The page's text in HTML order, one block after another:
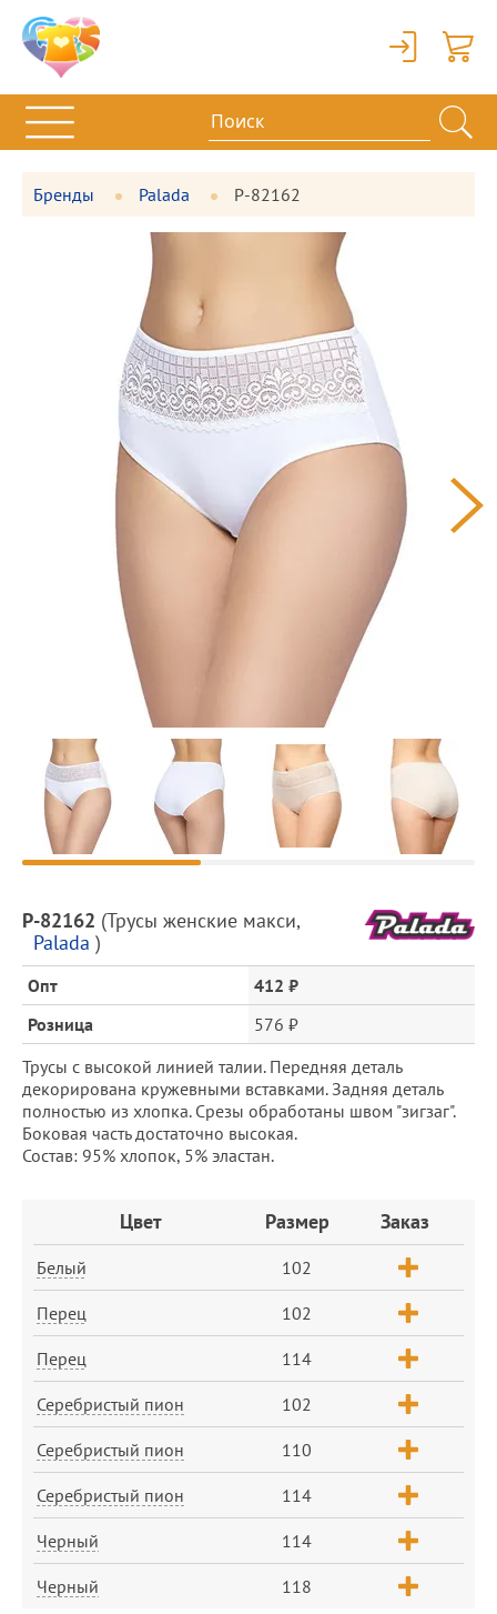
Вход
Бренды Palada P-82162
Фотографии
Предпросмотр
фотографий
Описание
товара
и
цена
P-82162 (Трусы женские макси,
Palada )
Опт
412 ₽
Розница
576 ₽
Трусы с высокой линией талии. Передняя деталь
декорирована кружевными вставками. Задняя деталь
полностью из хлопка. Срезы обработаны швом "зигзаг".
Боковая часть достаточно высокая.
Состав: 95% хлопок, 5% эластан.
Цвет Размер Заказ
Белый 102
Перец 102
Перец 114
Серебристый пион 102
Серебристый пион 110
Серебристый пион 114
Черный 114
Черный 118